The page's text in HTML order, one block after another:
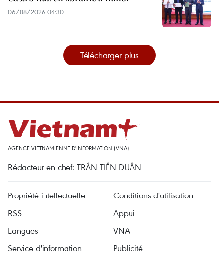
06/08/2026 04:30
Télécharger plus
AGENCE VIETNAMIENNE D'INFORMATION (VNA)
Rédacteur en chef: TRÂN TIÊN DUÂN
Propriété intellectuelle
Conditions d'utilisation
RSS
Appui
Langues
VNA
Service d'information
Publicité